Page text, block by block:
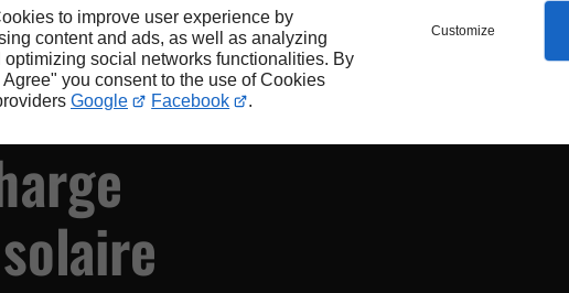
to improve user experience by
content and ads, as well as analyzing
optimizing social networks functionalities. By
you consent to the use of Cookies
Google Facebook .
Customize